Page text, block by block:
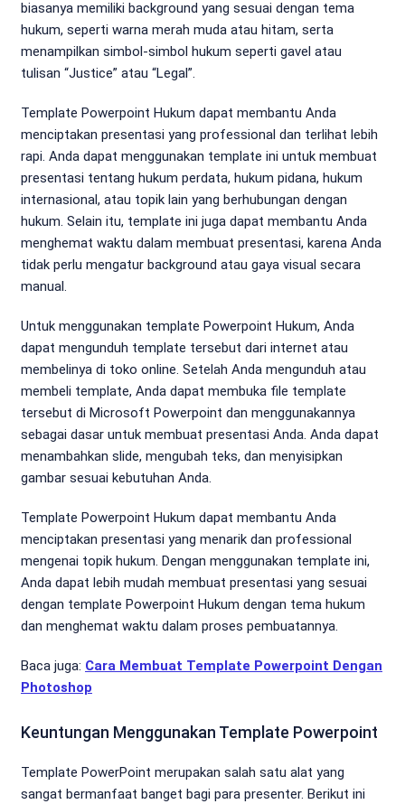
biasanya memiliki background yang sesuai dengan tema
hukum, seperti warna merah muda atau hitam, serta
menampilkan simbol-simbol hukum seperti gavel atau
tulisan “Justice” atau “Legal”.
Template Powerpoint Hukum dapat membantu Anda
menciptakan presentasi yang professional dan terlihat lebih
rapi. Anda dapat menggunakan template ini untuk membuat
presentasi tentang hukum perdata, hukum pidana, hukum
internasional, atau topik lain yang berhubungan dengan
hukum. Selain itu, template ini juga dapat membantu Anda
menghemat waktu dalam membuat presentasi, karena Anda
tidak perlu mengatur background atau gaya visual secara
manual.
Untuk menggunakan template Powerpoint Hukum, Anda
dapat mengunduh template tersebut dari internet atau
membelinya di toko online. Setelah Anda mengunduh atau
membeli template, Anda dapat membuka file template
tersebut di Microsoft Powerpoint dan menggunakannya
sebagai dasar untuk membuat presentasi Anda. Anda dapat
menambahkan slide, mengubah teks, dan menyisipkan
gambar sesuai kebutuhan Anda.
Template Powerpoint Hukum dapat membantu Anda
menciptakan presentasi yang menarik dan professional
mengenai topik hukum. Dengan menggunakan template ini,
Anda dapat lebih mudah membuat presentasi yang sesuai
dengan template Powerpoint Hukum dengan tema hukum
dan menghemat waktu dalam proses pembuatannya.
Baca juga: Cara Membuat Template Powerpoint Dengan
Photoshop
Keuntungan Menggunakan Template Powerpoint
Template PowerPoint merupakan salah satu alat yang
sangat bermanfaat banget bagi para presenter. Berikut ini